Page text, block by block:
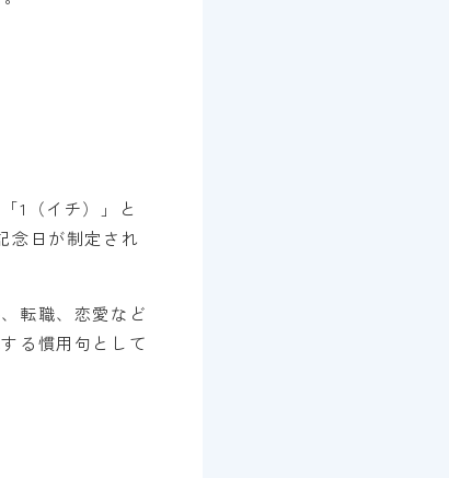
1（イチ）」と
念日が制定され
転職、恋愛など
る慣用句として